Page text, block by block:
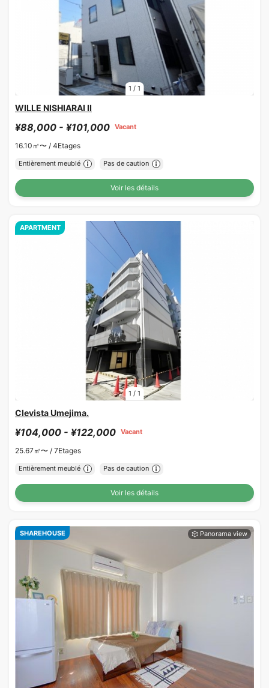
1 / 1
WILLE NISHIARAI II
¥88,000 - ¥101,000 Vacant
16.10㎡〜 / 4Etages
Entièrement meublé Pas de caution
Voir les détails
1 / 1
APARTMENT
Clevista Umejima.
¥104,000 - ¥122,000 Vacant
25.67㎡〜 / 7Etages
Entièrement meublé Pas de caution
Voir les détails
SHAREHOUSE